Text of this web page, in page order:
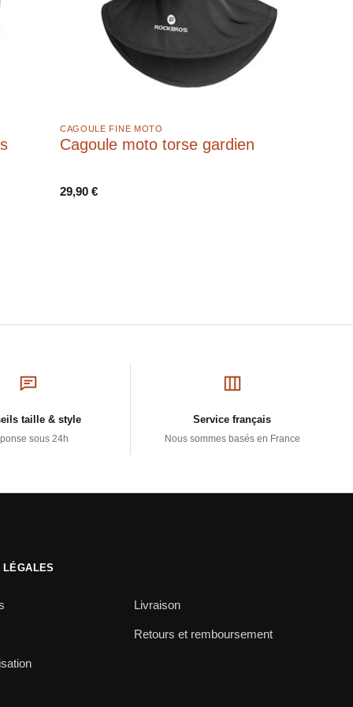
CAGOULE FINE MOTO
Cagoule moto torse gardien
29,90 €
taille & style
sous 24h
Service français
Nous sommes basés en France
LÉGALES
Livraison
Retours et remboursement